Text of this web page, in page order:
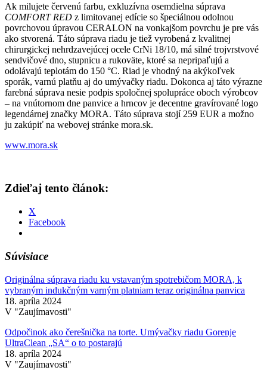
Ak milujete červenú farbu, exkluzívna osemdielna súprava
COMFORT RED z limitovanej edície so špeciálnou odolnou
povrchovou úpravou CERALON na vonkajšom povrchu je pre vás
ako stvorená. Táto súprava riadu je tiež vyrobená z kvalitnej
chirurgickej nehrdzavejúcej ocele CrNi 18/10, má silné trojvrstvové
sendvičové dno, stupnicu a rukoväte, ktoré sa nepripaľujú a
odolávajú teplotám do 150 °C. Riad je vhodný na akýkoľvek
sporák, varnú platňu aj do umývačky riadu. Dokonca aj táto výrazne
farebná súprava nesie podpis spoločnej spolupráce oboch výrobcov
– na vnútornom dne panvice a hrncov je decentne gravírované logo
legendárnej značky MORA. Táto súprava stojí 259 EUR a možno
ju zakúpiť na webovej stránke mora.sk.
www.mora.sk
Zdieľaj tento článok:
X
Facebook
Súvisiace
Originálna súprava riadu ku vstavaným spotrebičom MORA, k
vybraným indukčným varným platniam teraz originálna panvica
18. apríla 2024
V "Zaujímavosti"
Odpočinok ako čerešnička na torte. Umývačky riadu Gorenje
UltraClean „SA“ o to postarajú
18. apríla 2024
V "Zaujímavosti"